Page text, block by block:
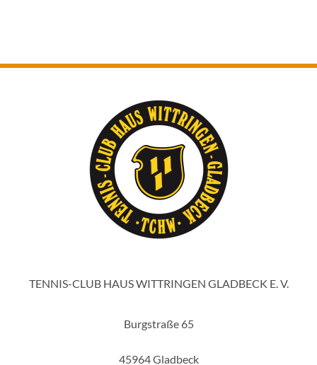
TENNIS-CLUB HAUS WITTRINGEN GLADBECK E. V.
Burgstraße 65
45964 Gladbeck